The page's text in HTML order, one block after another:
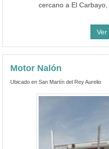
cercano a El
Ver
Motor Nalón
Ubicado en San Martín del Rey Aurelio